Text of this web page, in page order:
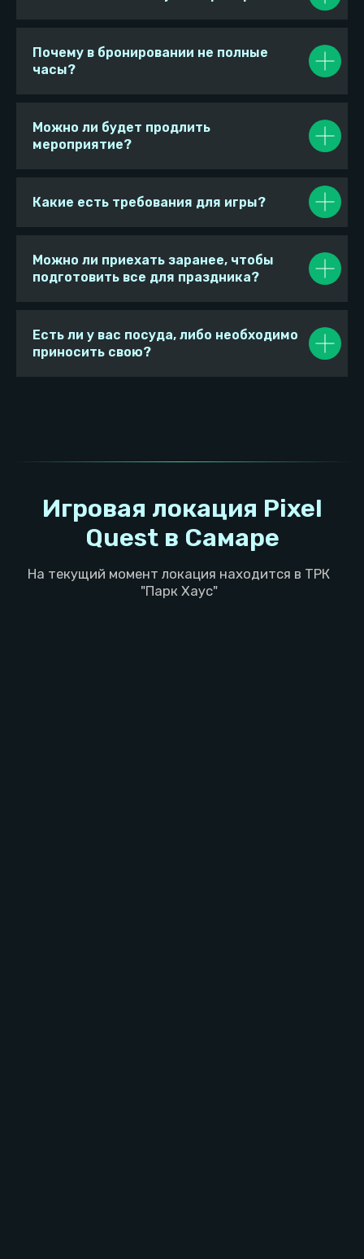
Почему в бронировании не полные
часы?
Можно ли будет продлить
мероприятие?
Какие есть требования для игры?
Можно ли приехать заранее, чтобы
подготовить все для праздника?
Есть ли у вас посуда, либо необходимо
приносить свою?